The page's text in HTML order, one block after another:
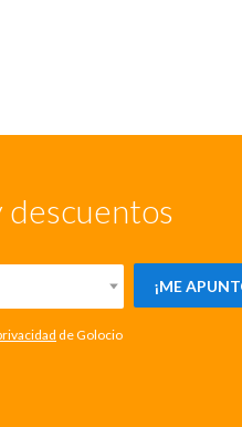
descuentos
¡ME
de Golocio